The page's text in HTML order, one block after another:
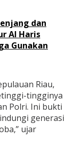
dan
Al Haris
Gunakan
Riau,
tingginya
Polri. Ini bukti
generasi
ujar